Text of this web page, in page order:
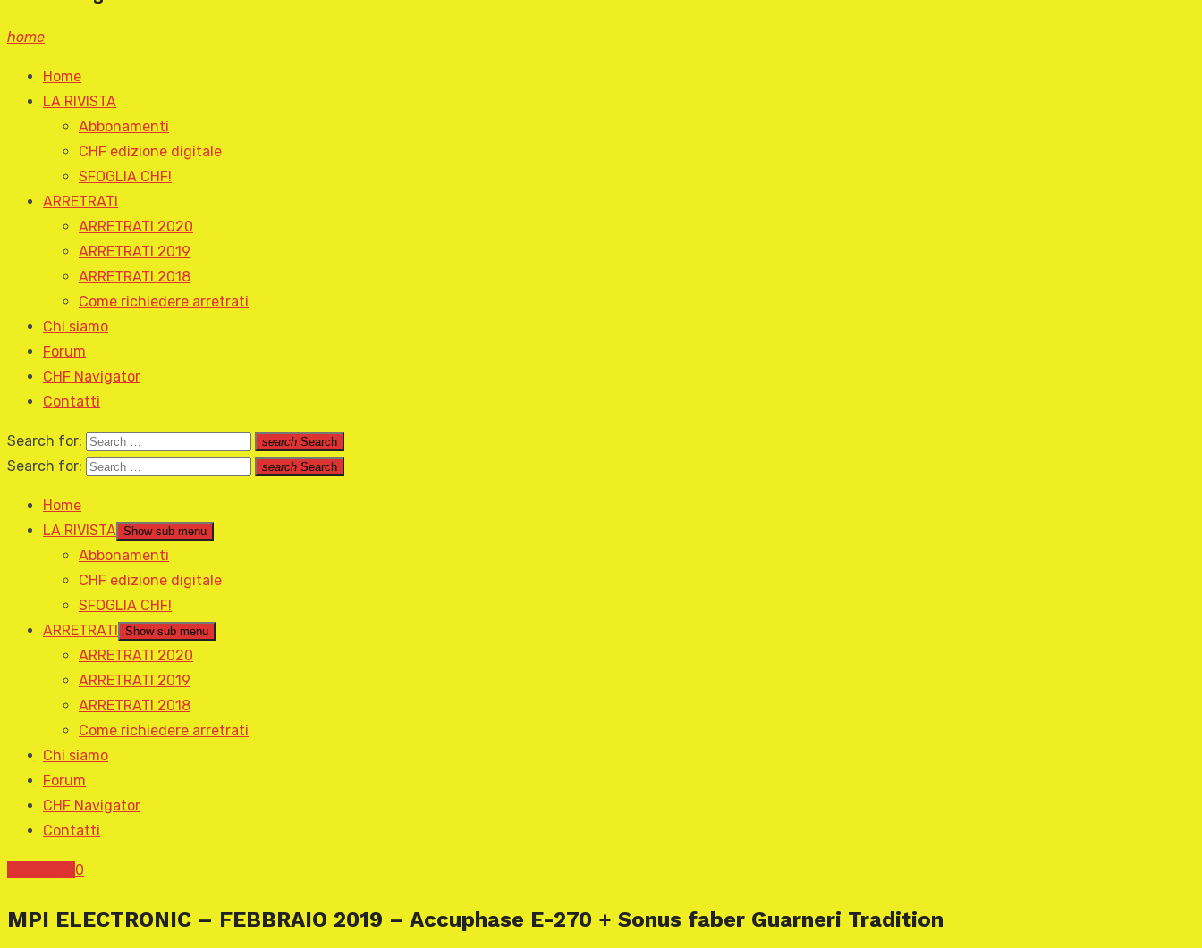
home
Home
LA RIVISTA
Abbonamenti
CHF edizione digitale
SFOGLIA CHF!
ARRETRATI
ARRETRATI 2020
ARRETRATI 2019
ARRETRATI 2018
Come richiedere arretrati
Chi siamo
Forum
CHF Navigator
Contatti
Search for: search Search
Search for: search Search
Home
LA RIVISTA Show sub menu
Abbonamenti
CHF edizione digitale
SFOGLIA CHF!
ARRETRATI
Show sub menu
ARRETRATI 2020
ARRETRATI 2019
ARRETRATI 2018
Come richiedere arretrati
Chi siamo
Forum
CHF Navigator
Contatti
0
MPI ELECTRONIC – FEBBRAIO 2019 – Accuphase E-270 + Sonus faber Guarneri Tradition